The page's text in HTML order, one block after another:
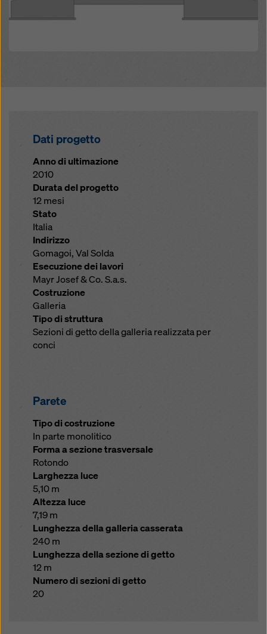
Dati progetto
Anno di ultimazione
2010
Durata del progetto
12 mesi
Stato
Italia
Indirizzo
Gomagoi, Val Solda
Esecuzione dei lavori
Mayr Josef & Co. S.a.s.
Costruzione
Galleria
Tipo di struttura
Sezioni di getto della galleria realizzata per
conci
Parete
Tipo di costruzione
In parte monolitico
Forma a sezione trasversale
Rotondo
Larghezza luce
5,10 m
Altezza luce
7,19 m
Lunghezza della galleria casserata
240 m
Lunghezza della sezione di getto
12 m
Numero di sezioni di getto
20